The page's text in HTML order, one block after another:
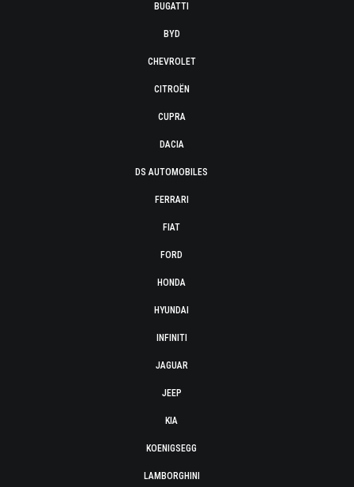
BUGATTI
BYD
CHEVROLET
CITROËN
CUPRA
DACIA
DS AUTOMOBILES
FERRARI
FIAT
FORD
HONDA
HYUNDAI
INFINITI
JAGUAR
JEEP
KIA
KOENIGSEGG
LAMBORGHINI